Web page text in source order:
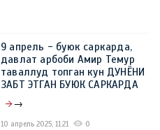
9 апрель - буюк саркарда,
давлат арбоби Амир Темур
таваллуд топган кун ДУНЁНИ
ЗАБТ ЭТГАН БУЮК САРКАРДА
→
10 апрель 2025, 11:21 0